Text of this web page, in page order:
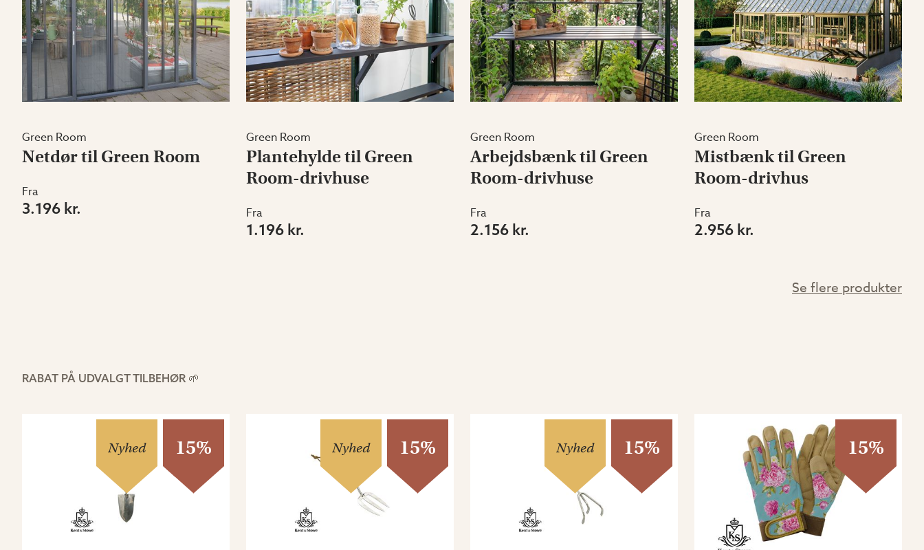
Green Room
Netdør til Green Room
Fra
3.196 kr.
Green Room
Plantehylde til Green
Room-drivhuse
Fra
1.196 kr.
Green Room
Arbejdsbænk til Green
Room-drivhuse
Fra
2.156 kr.
Green Room
Mistbænk til Green
Room-drivhus
Fra
2.956 kr.
Se flere produkter
RABAT PÅ UDVALGT TILBEHØR 🌱
Nyhed 15% Nyhed 15% Nyhed 15% 15%